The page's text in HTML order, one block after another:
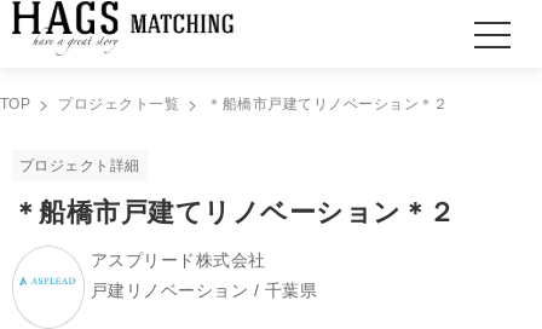
TOP プロジェクト一覧 ＊船橋市戸建てリノベーション＊２
プロジェクト詳細
＊船橋市戸建てリノベーション＊２
アスプリード株式会社
戸建リノベーション / 千葉県